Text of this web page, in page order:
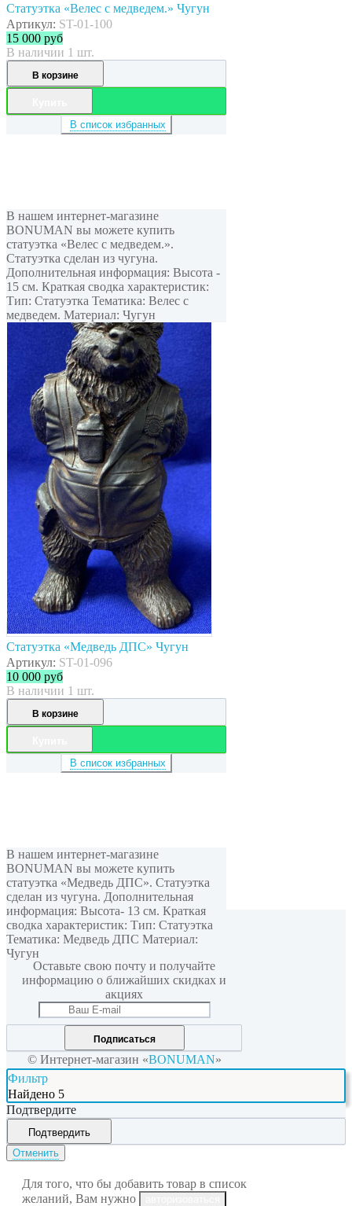
Статуэтка «Велес с медведем.» Чугун
Артикул: ST-01-100
15 000 руб
В наличии 1 шт.
В корзине
В список избранных
В нашем интернет-магазине
BONUMAN вы можете купить
статуэтка «Велес с медведем.».
Статуэтка сделан из чугуна.
Дополнительная информация: Высота -
15 см. Краткая сводка характеристик:
Тип: Статуэтка Тематика: Велес с
медведем. Материал: Чугун
Статуэтка «Медведь ДПС» Чугун
Артикул: ST-01-096
10 000 руб
В наличии 1 шт.
В корзине
В список избранных
В нашем интернет-магазине
BONUMAN вы можете купить
статуэтка «Медведь ДПС». Статуэтка
сделан из чугуна. Дополнительная
информация: Высота- 13 см. Краткая
сводка характеристик: Тип: Статуэтка
Тематика: Медведь ДПС Материал:
Чугун
Мы в соцсетях
Оставьте свою почту и получайте
информацию о ближайших скидках и
акциях
Подписаться
© Интернет-магазин «BONUMAN»
Фильтр
Найдено 5
Подтвердите
Подтвердить
Отменить
Для того, что бы добавить товар в список
желаний, Вам нужно